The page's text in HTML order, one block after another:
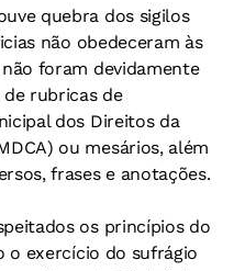
quebra dos sigilos
não obedeceram às
foram devidamente
rubricas de
dos Direitos da
ou mesários, além
frases e anotações.
os princípios do
o exercício do sufrágio